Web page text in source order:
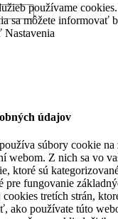
používame
sa môžete informovať
Nastavenia
údajov
súbory cookie na
webom. Z nich sa vo
ktoré sú
pre fungovanie
tretích strán,
ako používate túto